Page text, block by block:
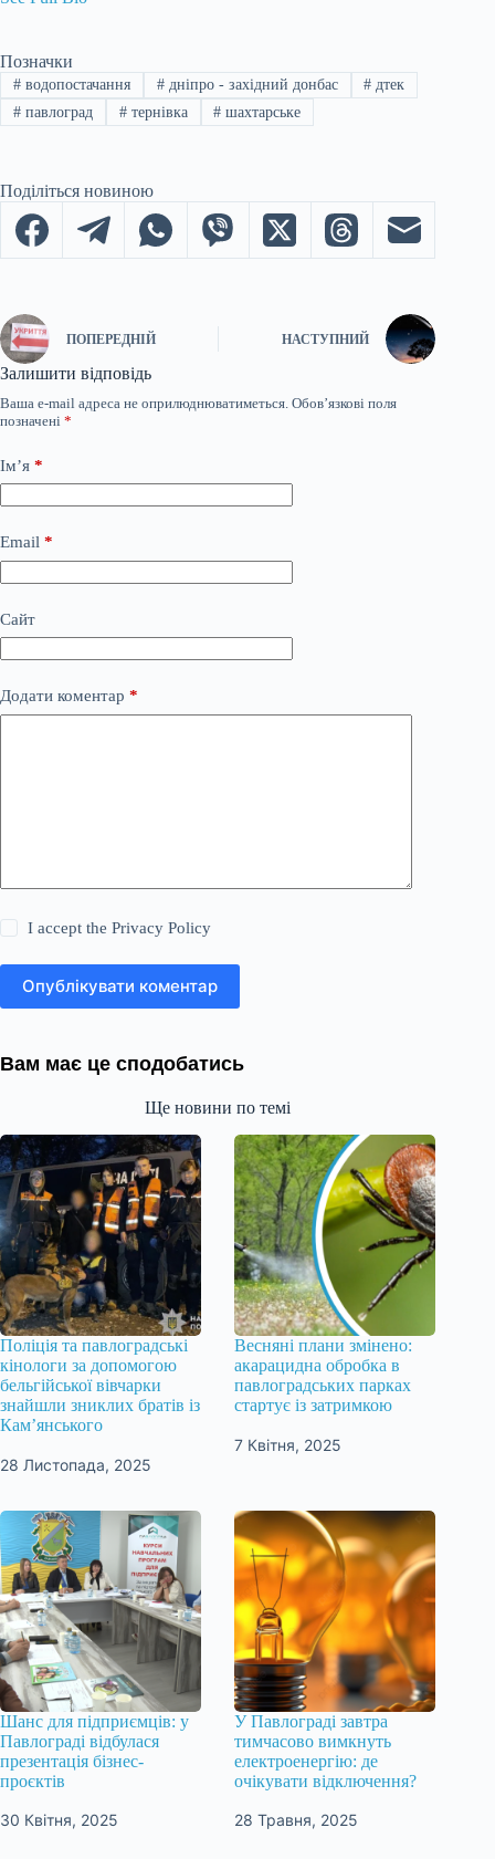
Позначки
#водопостачання #дніпро - західний донбас # дтек
#павлоград #тернівка # шахтарське
Поділіться новиною
ПОПЕРЕДНІЙ НАСТУПНИЙ
Залишити відповідь
Ваша e-mail адреса не оприлюднюватиметься. Обов’язкові поля
позначені *
Ім’я *
Email *
Сайт
Додати коментар *
I accept thePrivacy Policy
Опублікувати коментар
Вам має це сподобатись
Ще новини по темі
Поліція та павлоградські
кінологи за допомогою
бельгійської вівчарки
знайшли зниклих братів із
Кам’янського
28 Листопада, 2025
Весняні плани змінено:
акарацидна обробка в
павлоградських парках
стартує із затримкою
7 Квітня, 2025
Шанс для підприємців: у
Павлограді відбулася
презентація бізнес-
проєктів
30 Квітня, 2025
У Павлограді завтра
тимчасово вимкнуть
електроенергію: де
очікувати відключення?
28 Травня, 2025